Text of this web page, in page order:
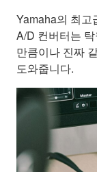
Yamaha의 최고
A/D 컨버터는
만큼이나 진짜
도와줍니다.